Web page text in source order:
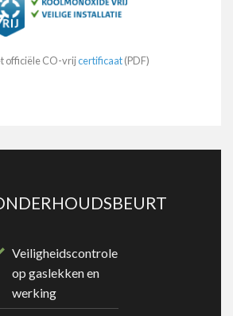
officiële CO-vrijcertificaat(PDF)
Veiligheidscontrole
op gaslekken en
werking